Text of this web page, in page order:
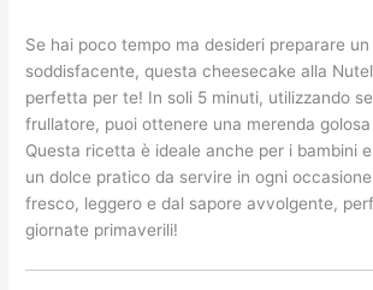
Se hai poco tempo ma desideri preparare
soddisfacente, questa cheesecake alla
perfetta per te! In soli 5 minuti, utilizzando
frullatore, puoi ottenere una merenda
Questa ricetta è ideale anche per i bambini
un dolce pratico da servire in ogni
fresco, leggero e dal sapore avvolgente,
giornate primaverili!